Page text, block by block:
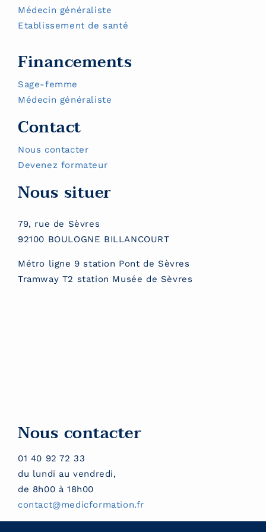
Module 23 : Expérimenter la gestion d’une séance
Module 24 : Révision de l’ensemble des pratiques
connaissances/compétences
Cette formation sera finalisée par un
questionnaire d’auto-évaluation afin d’évaluer
l’évolution des connaissances/compétences des
stagiaires à l’issue de la formation.
—
Médecin généraliste
Etablissement de santé
Financements
Sage-femme
Médecin généraliste
Contact
Nous contacter
Devenez formateur
Nous situer
79, rue de Sèvres
92100 BOULOGNE BILLANCOURT
Métro ligne 9 station Pont de Sèvres
Tramway T2 station Musée de Sèvres
Nous contacter
01 40 92 72 33
du lundi au vendredi,
de 8h00 à 18h00
contact@medicformation.fr